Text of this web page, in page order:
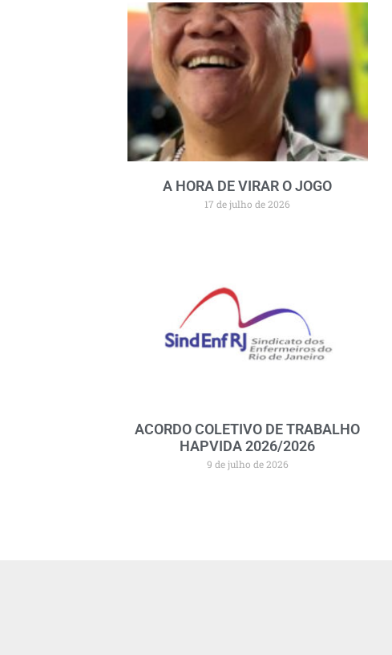
A HORA DE VIRAR O JOGO
17 de julho de 2026
ACORDO COLETIVO DE TRABALHO
HAPVIDA 2026/2026
9 de julho de 2026